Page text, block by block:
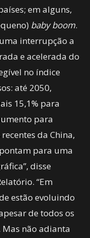
em alguns,
baby boom.
interrupção a
e acelerada do
no índice
até 2050,
15,1% para
para
da China,
para uma
disse
“Em
estão evoluindo
de todos os
não adianta